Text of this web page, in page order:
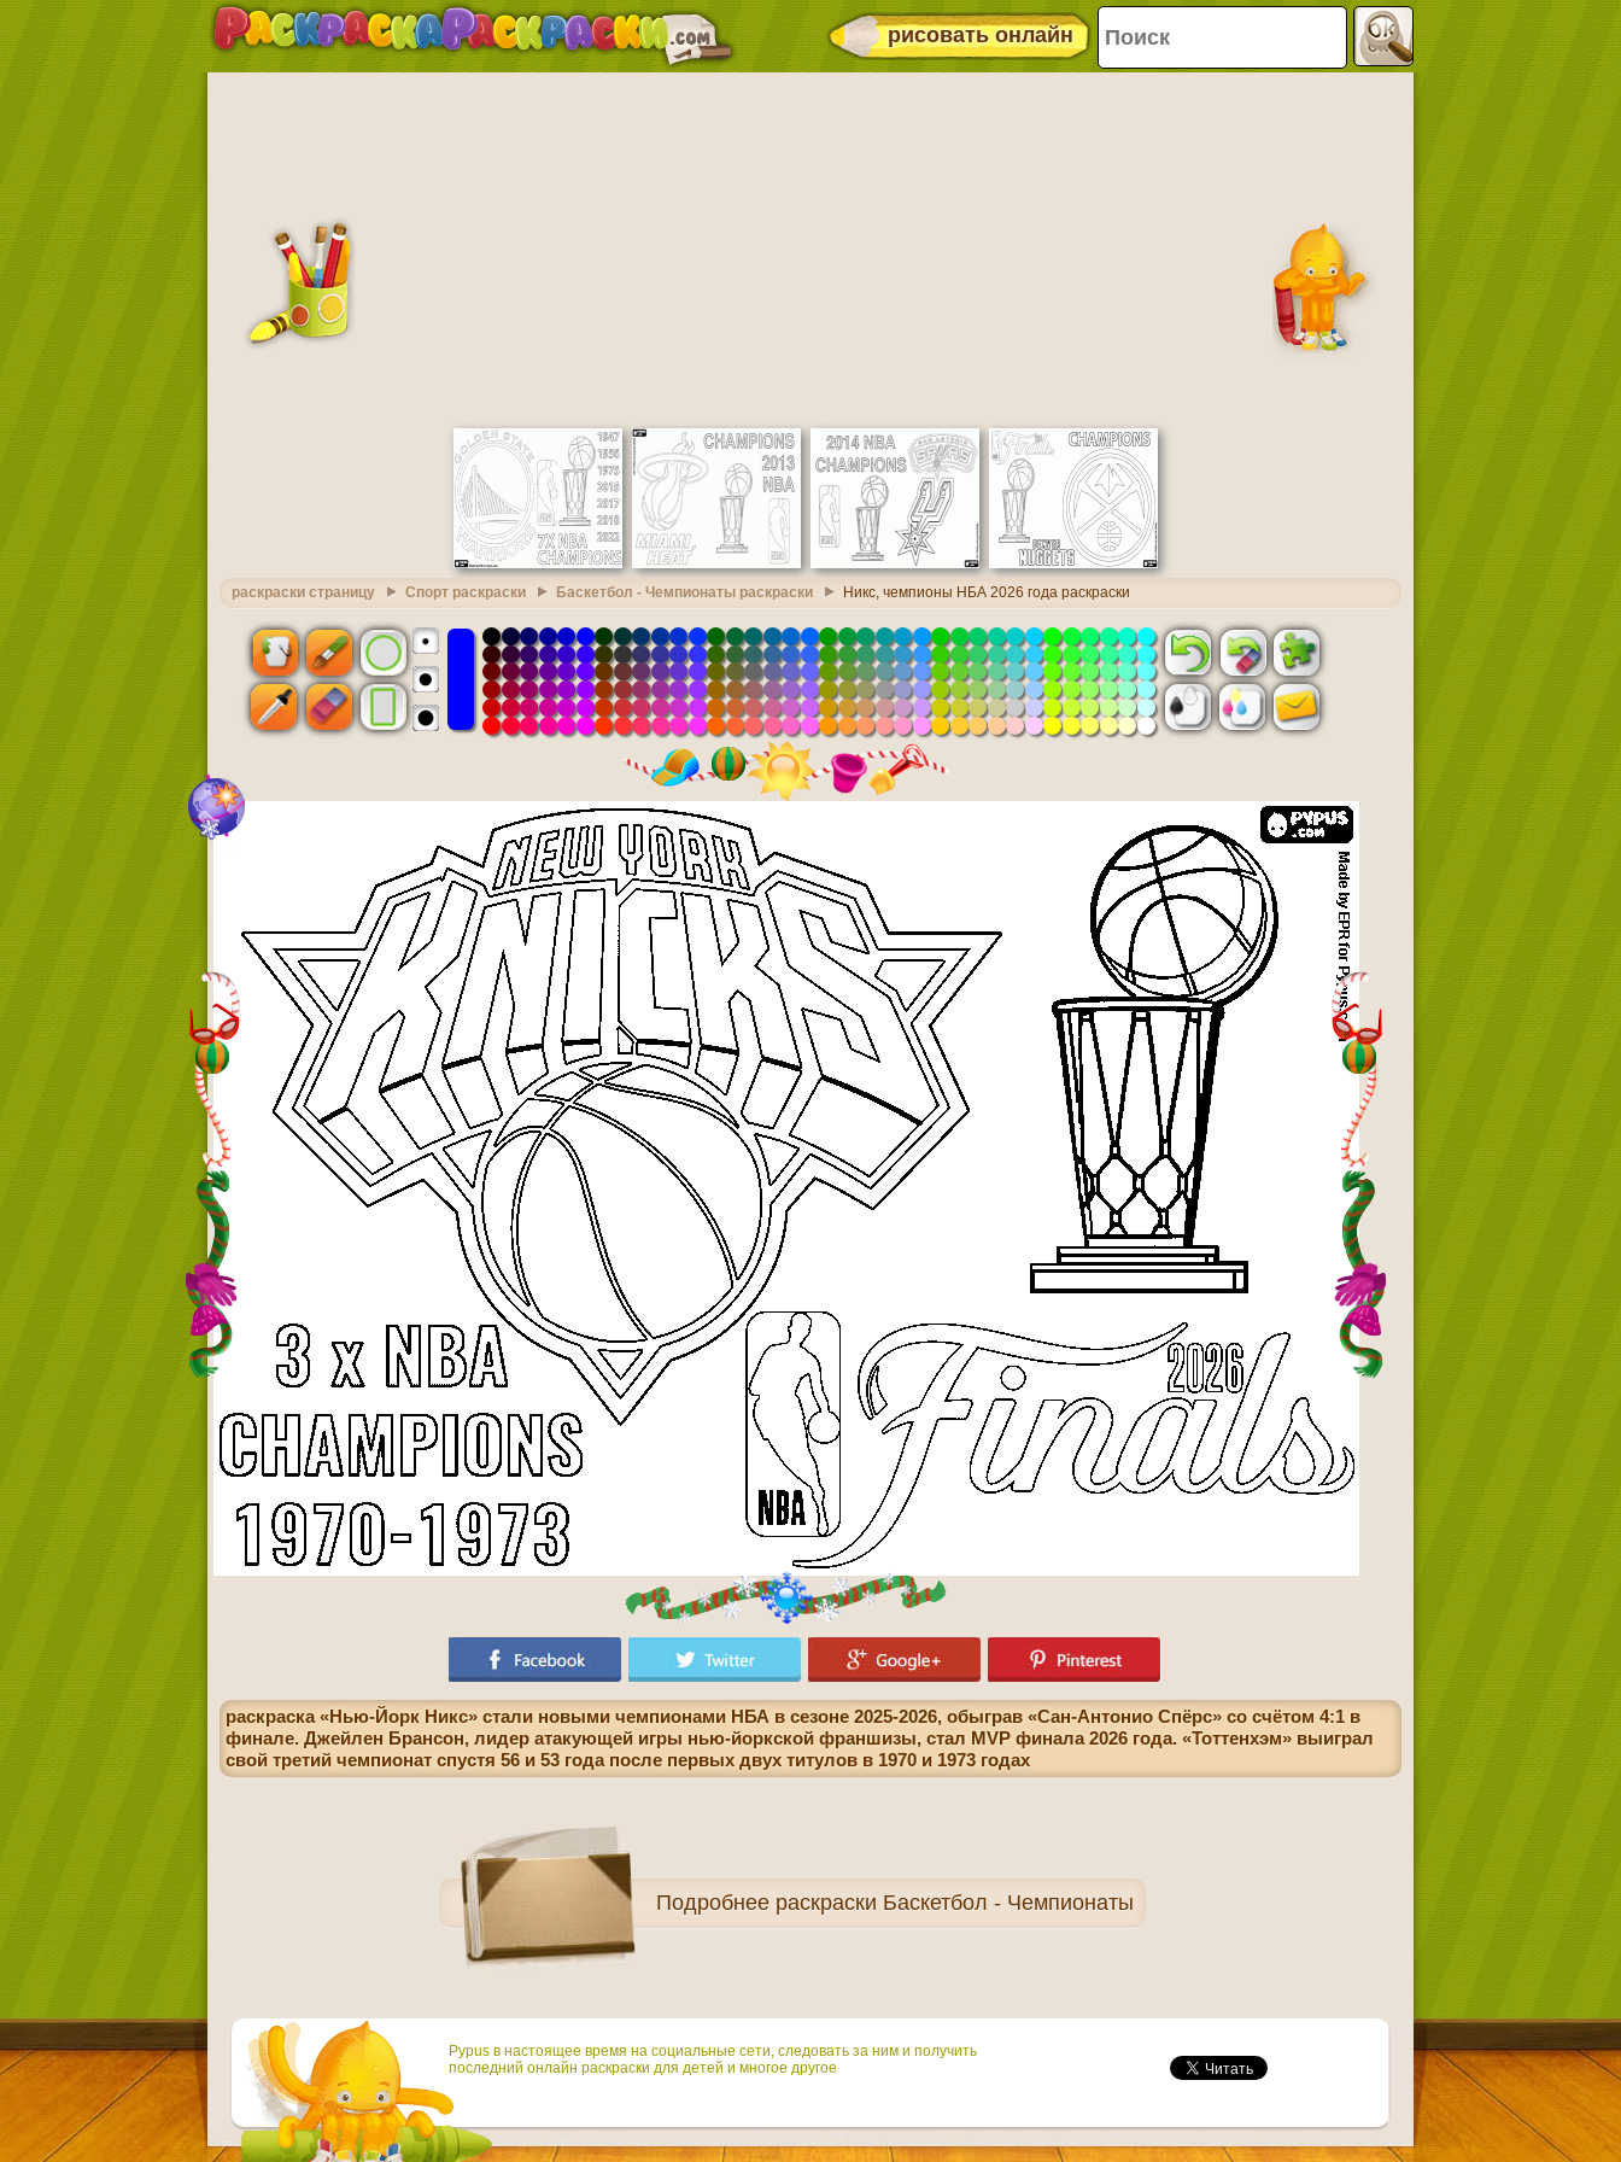
рисовать онлайн
раскраски страницу Спорт раскраски Баскетбол - Чемпионаты раскраски Никс, чемпионы НБА 2026 года раскраски
раскраска «Нью-Йорк Никс» стали новыми чемпионами НБА в сезоне 2025-2026, обыграв «Сан-Антонио Спёрс» со счётом 4:1 в
финале. Джейлен Брансон, лидер атакующей игры нью-йоркской франшизы, стал MVP финала 2026 года. «Тоттенхэм» выиграл
свой третий чемпионат спустя 56 и 53 года после первых двух титулов в 1970 и 1973 годах
Подробнее раскраски Баскетбол - Чемпионаты
Pypus в настоящее время на социальные сети, следовать за ним и получить
последний онлайн раскраски для детей и многое другое